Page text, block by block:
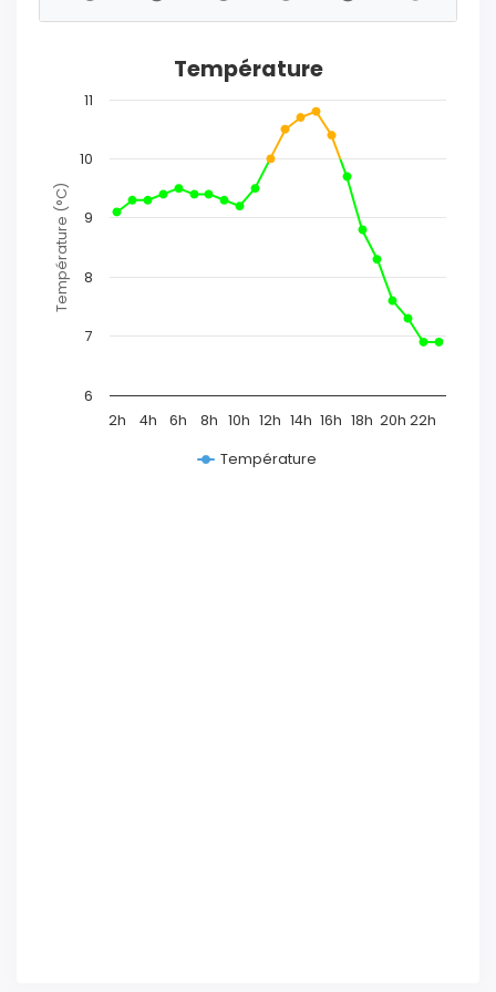
Température (°C)
Température
2h 4h 6h 8h 10h 12h 14h 16h 18h 20h 22h
6
7
8
9
10
11
Température